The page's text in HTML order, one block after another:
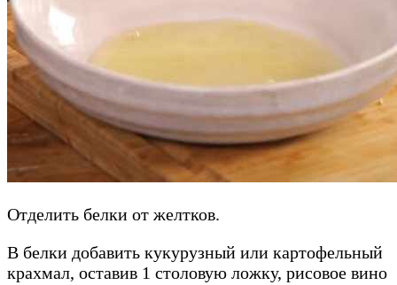
Отделить белки от желтков.
В белки добавить кукурузный или картофельный
крахмал, оставив 1 столовую ложку, рисовое вино